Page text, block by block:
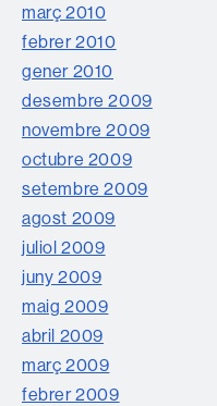
març 2010
febrer 2010
gener 2010
desembre 2009
novembre 2009
octubre 2009
setembre 2009
agost 2009
juliol 2009
juny 2009
maig 2009
abril 2009
març 2009
febrer 2009